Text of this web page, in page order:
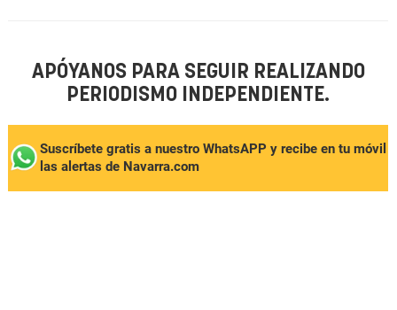
APÓYANOS PARA SEGUIR REALIZANDO
PERIODISMO INDEPENDIENTE.
Suscríbete gratis a nuestro WhatsAPP y recibe en tu móvil
las alertas de Navarra.com